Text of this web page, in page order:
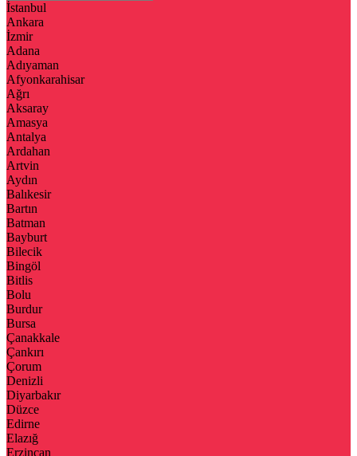
İstanbul
Ankara
İzmir
Adana
Adıyaman
Afyonkarahisar
Ağrı
Aksaray
Amasya
Antalya
Ardahan
Artvin
Aydın
Balıkesir
Bartın
Batman
Bayburt
Bilecik
Bingöl
Bitlis
Bolu
Burdur
Bursa
Çanakkale
Çankırı
Çorum
Denizli
Diyarbakır
Düzce
Edirne
Elazığ
Erzincan